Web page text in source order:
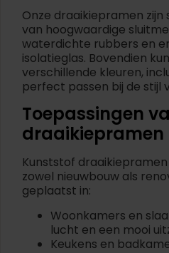
Onze draaikiepramen
van hoogwaardige
waterdichte rubbers en
isolatieglas. Bovendien
verschillende kleuren,
perfect passen bij de stijl
Toepassingen
draaikiepramen
Kunststof
zowel nieuwbouw als
geplaatst in:
Woonkamers en
lucht en een mooi
Keukens en